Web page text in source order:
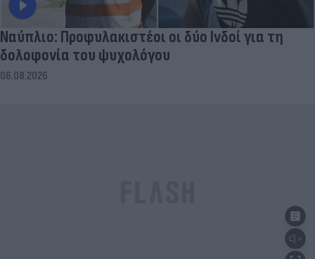
Ναύπλιο: Προφυλακιστέοι οι δύο Ινδοί για τη
δολοφονία του ψυχολόγου
06.08.2026